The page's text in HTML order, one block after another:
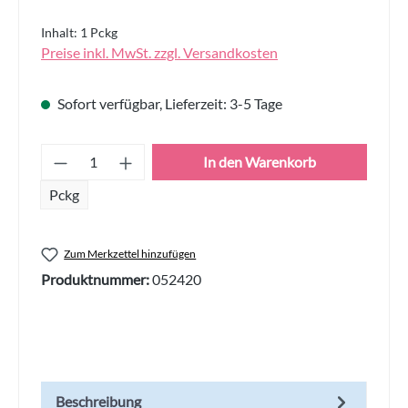
Inhalt: 1 Pckg
Preise inkl. MwSt. zzgl. Versandkosten
Sofort verfügbar, Lieferzeit: 3-5 Tage
Produkt Anzahl: Gib den gewünschten
Pckg
In den Warenkorb
Zum Merkzettel hinzufügen
Produktnummer:052420
Beschreibung